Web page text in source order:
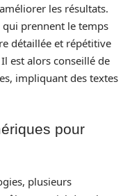
les résultats.
qui prennent le temps
détaillée et répétitive
est alors conseillé de
impliquant des textes
pour
plusieurs